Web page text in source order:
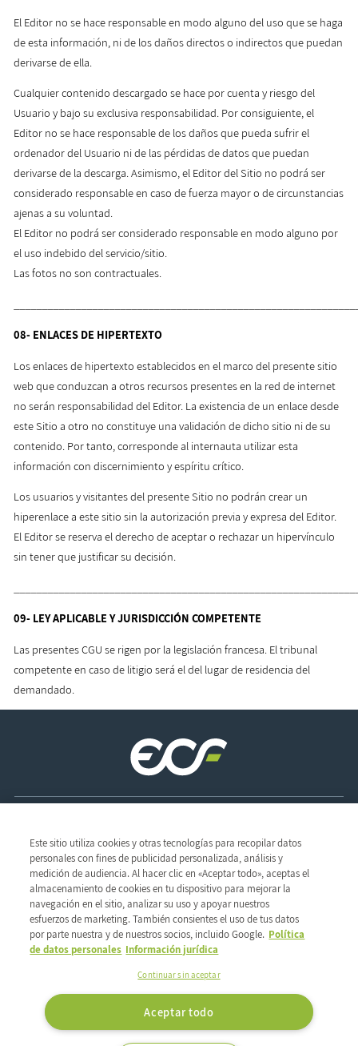
El Editor no se hace responsable en modo alguno del uso que se haga
de esta información, ni de los daños directos o indirectos que puedan
derivarse de ella.
Cualquier contenido descargado se hace por cuenta y riesgo del
Usuario y bajo su exclusiva responsabilidad. Por consiguiente, el
Editor no se hace responsable de los daños que pueda sufrir el
ordenador del Usuario ni de las pérdidas de datos que puedan
derivarse de la descarga. Asimismo, el Editor del Sitio no podrá ser
considerado responsable en caso de fuerza mayor o de circunstancias
ajenas a su voluntad.
El Editor no podrá ser considerado responsable en modo alguno por
el uso indebido del servicio/sitio.
Las fotos no son contractuales.
08- ENLACES DE HIPERTEXTO
Los enlaces de hipertexto establecidos en el marco del presente sitio
web que conduzcan a otros recursos presentes en la red de internet
no serán responsabilidad del Editor. La existencia de un enlace desde
este Sitio a otro no constituye una validación de dicho sitio ni de su
contenido. Por tanto, corresponde al internauta utilizar esta
información con discernimiento y espíritu crítico.
Los usuarios y visitantes del presente Sitio no podrán crear un
hiperenlace a este sitio sin la autorización previa y expresa del Editor.
El Editor se reserva el derecho de aceptar o rechazar un hipervínculo
sin tener que justificar su decisión.
09- LEY APLICABLE Y JURISDICCIÓN COMPETENTE
Las presentes CGU se rigen por la legislación francesa. El tribunal
competente en caso de litigio será el del lugar de residencia del
demandado.
ZAC des Radars
1 & 3, rue René Clair
91350 Grigny - Francia
TEL : +33 1 69 02 57 00
FAX : +33 1 69 02 57 20
Síguenos en:
El Grupo
Lo que nos mueve
Nuestra red
Compromisos de RSC
Descubrir el grupo
Ética y vigilancia
Nuestra historia
Profesiones
Saber hacer
Nuestras profesiones
Nuestras marcas
Nuestras marcas propias
Condiciones Generales De Utilización Datos Personales
Este sitio utiliza cookies y otras tecnologías para recopilar datos
personales con fines de publicidad personalizada, análisis y
medición de audiencia. Al hacer clic en «Aceptar todo», aceptas el
almacenamiento de cookies en tu dispositivo para mejorar la
navegación en el sitio, analizar su uso y apoyar nuestros
esfuerzos de marketing. También consientes el uso de tus datos
por parte nuestra y de nuestros socios, incluido Google. Política
de datos personales Información jurídica
Continuar sin aceptar
Aceptar todo